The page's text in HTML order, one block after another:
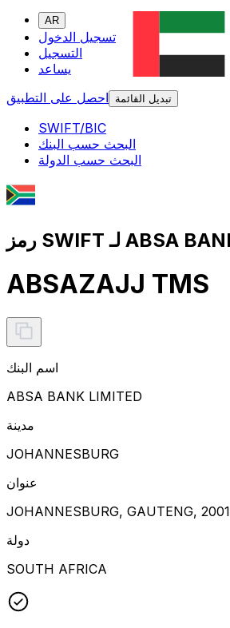
AR
تسجيل الدخول
التسجيل
يساعد
احصل على التطبيق
تبديل القائمة
SWIFT/BIC
البحث حسب البنك
البحث حسب الدولة
ABSAZAJJ TMS
اسم البنك
ABSA BANK LIMITED
مدينة
JOHANNESBURG
عنوان
JOHANNESBURG, GAUTENG, 2001
دولة
SOUTH AFRICA